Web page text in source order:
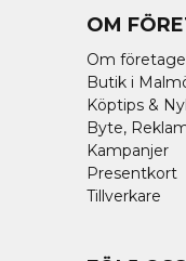
OM
Om
Butik i
Köptips &
Byte,
Kampanjer
Presentkort
Tillverkare